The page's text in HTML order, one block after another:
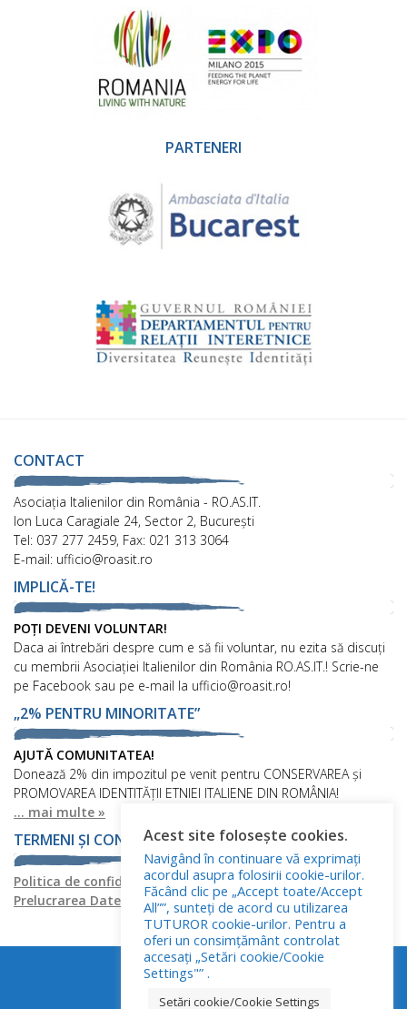
PARTENERI
CONTACT
Asociaţia Italienilor din România - RO.AS.IT.
Ion Luca Caragiale 24, Sector 2, București
Tel: 037 277 2459, Fax: 021 313 3064
E-mail: ufficio@roasit.ro
IMPLICĂ-TE!
POȚI DEVENI VOLUNTAR!
Daca ai întrebări despre cum e să fii voluntar, nu ezita să discuți
cu membrii Asociației Italienilor din România RO.AS.IT.! Scrie-ne
pe Facebook sau pe e-mail la ufficio@roasit.ro!
„2% PENTRU MINORITATE”
AJUTĂ COMUNITATEA!
Donează 2% din impozitul pe venit pentru CONSERVAREA și
PROMOVAREA IDENTITĂȚII ETNIEI ITALIENE DIN ROMÂNIA!
... mai multe »
TERMENI ȘI CONDIȚII
Politica de confidențialitatePolitica privind fișierele cookies
Prelucrarea Datelor cu Caracter Personal
Acest site folosește cookies.
Navigând în continuare vă exprimați
acordul asupra folosirii cookie-urilor.
Făcând clic pe „Accept toate/Accept
All””, sunteți de acord cu utilizarea
TUTUROR cookie-urilor. Pentru a
oferi un consimțământ controlat
accesați „Setări cookie/Cookie
Settings"” .
Setări cookie/Cookie Settings